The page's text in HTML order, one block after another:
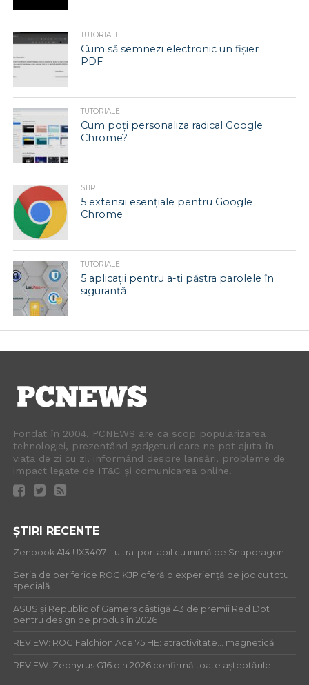
TUTORIALE
Cum să semnezi electronic un fișier
PDF
TUTORIALE
Cum poți personaliza radical Google
Chrome?
STIRI
5 extensii esențiale pentru Google
Chrome
TUTORIALE
5 aplicații pentru a-ți păstra parolele în
siguranță
Fondat în 2004, PCNEWS are ca scop popularizarea
tehnologiei, prezentând gadgeturi care ne pot ajuta în
viața de zi cu zi, informând despre lansări, probleme de
impact legate de IT&C și comunicarea online.
ȘTIRI RECENTE
Zenbook A14 UX3407 – ultra-portabil cu inimă de Snapdragon
Seria de periferice ROG KJP oferă o experiență de joc cu totul
specială
ASUS și Republic of Gamers câștigă 43 de premii Red Dot
pentru design de produs în 2026
REVIEW: ROG Falchion Ace 75 HE: atractivitate… magnetică
REVIEW: Zephyrus G16 din 2026 confirmă toate așteptările